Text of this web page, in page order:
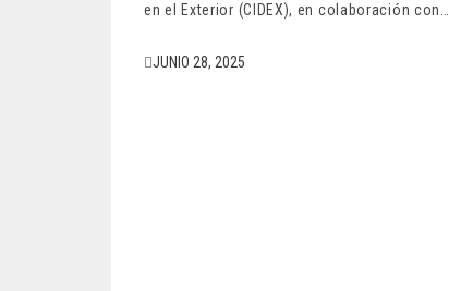
en el Exterior (CIDEX), en colaboración con…
JUNIO 28, 2025